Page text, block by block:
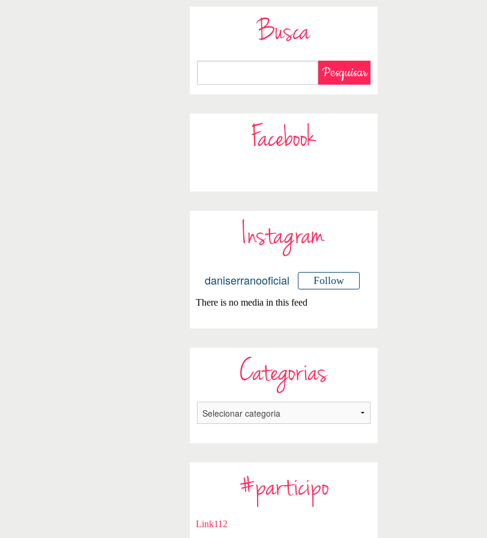
Busca
Facebook
Instagram
daniserranooficial Follow
There is no media in this feed
Categorias
#participo
Link112